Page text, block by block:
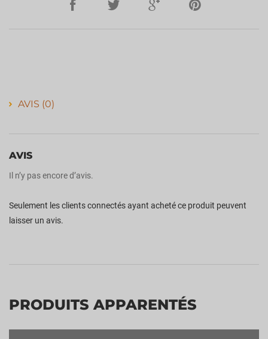
AVIS (0)
AVIS
Il n’y pas encore d’avis.
Seulement les clients connectés ayant acheté ce produit peuvent
laisser un avis.
PRODUITS APPARENTÉS